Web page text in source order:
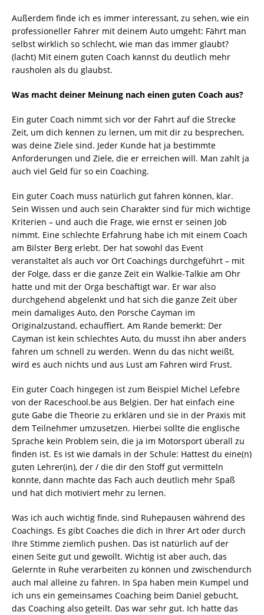
Außerdem finde ich es immer interessant, zu sehen, wie ein
professioneller Fahrer mit deinem Auto umgeht: Fährt man
selbst wirklich so schlecht, wie man das immer glaubt?
(lacht) Mit einem guten Coach kannst du deutlich mehr
rausholen als du glaubst.
Was macht deiner Meinung nach einen guten Coach aus?
Ein guter Coach nimmt sich vor der Fahrt auf die Strecke
Zeit, um dich kennen zu lernen, um mit dir zu besprechen,
was deine Ziele sind. Jeder Kunde hat ja bestimmte
Anforderungen und Ziele, die er erreichen will. Man zahlt ja
auch viel Geld für so ein Coaching.
Ein guter Coach muss natürlich gut fahren können, klar.
Sein Wissen und auch sein Charakter sind für mich wichtige
Kriterien – und auch die Frage, wie ernst er seinen Job
nimmt. Eine schlechte Erfahrung habe ich mit einem Coach
am Bilster Berg erlebt. Der hat sowohl das Event
veranstaltet als auch vor Ort Coachings durchgeführt – mit
der Folge, dass er die ganze Zeit ein Walkie-Talkie am Ohr
hatte und mit der Orga beschäftigt war. Er war also
durchgehend abgelenkt und hat sich die ganze Zeit über
mein damaliges Auto, den Porsche Cayman im
Originalzustand, echauffiert. Am Rande bemerkt: Der
Cayman ist kein schlechtes Auto, du musst ihn aber anders
fahren um schnell zu werden. Wenn du das nicht weißt,
wird es auch nichts und aus Lust am Fahren wird Frust.
Ein guter Coach hingegen ist zum Beispiel Michel Lefebre
von der Raceschool.be aus Belgien. Der hat einfach eine
gute Gabe die Theorie zu erklären und sie in der Praxis mit
dem Teilnehmer umzusetzen. Hierbei sollte die englische
Sprache kein Problem sein, die ja im Motorsport überall zu
finden ist. Es ist wie damals in der Schule: Hattest du eine(n)
guten Lehrer(in), der / die dir den Stoff gut vermitteln
konnte, dann machte das Fach auch deutlich mehr Spaß
und hat dich motiviert mehr zu lernen.
Was ich auch wichtig finde, sind Ruhepausen während des
Coachings. Es gibt Coaches die dich in Ihrer Art oder durch
Ihre Stimme ziemlich pushen. Das ist natürlich auf der
einen Seite gut und gewollt. Wichtig ist aber auch, das
Gelernte in Ruhe verarbeiten zu können und zwischendurch
auch mal alleine zu fahren. In Spa haben mein Kumpel und
ich uns ein gemeinsames Coaching beim Daniel gebucht,
das Coaching also geteilt. Das war sehr gut. Ich hatte das